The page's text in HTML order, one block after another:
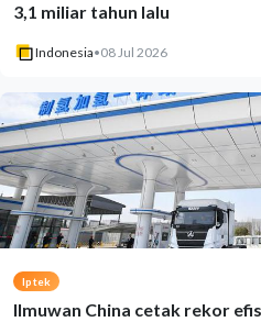
3,1 miliar tahun lalu
Indonesia•08 Jul 2026
Iptek
Ilmuwan China cetak rekor